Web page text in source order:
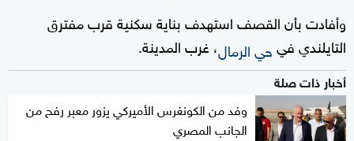
وأفادت بأن القصف استهدف بناية سكنية قرب مفترق
التايلندي فيحي الرمال، غرب المدينة.
أخبار ذات صلة
وفد من الكونغرس الأميركي يزور معبر رفح من
الجانب المصري